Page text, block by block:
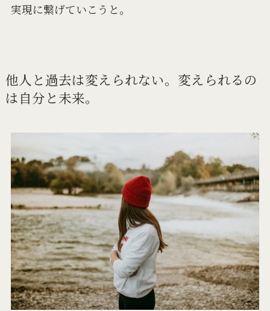
実現に繋げていこうと。
他人と過去は変えられない。 変えられるの
は自分と未来。